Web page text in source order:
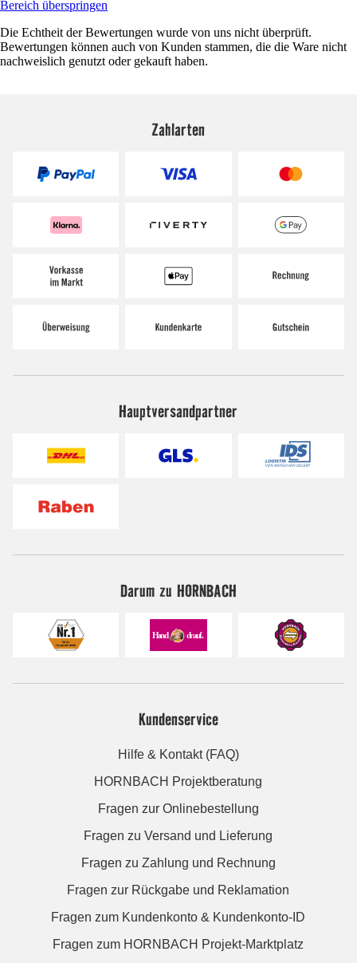
Bereich überspringen
Die Echtheit der Bewertungen wurde von uns nicht überprüft.
Bewertungen können auch von Kunden stammen, die die Ware nicht
nachweislich genutzt oder gekauft haben.
Zahlarten
Hauptversandpartner
Darum zu HORNBACH
Kundenservice
Hilfe & Kontakt (FAQ)
HORNBACH Projektberatung
Fragen zur Onlinebestellung
Fragen zu Versand und Lieferung
Fragen zu Zahlung und Rechnung
Fragen zur Rückgabe und Reklamation
Fragen zum Kundenkonto & Kundenkonto-ID
Fragen zum HORNBACH Projekt-Marktplatz